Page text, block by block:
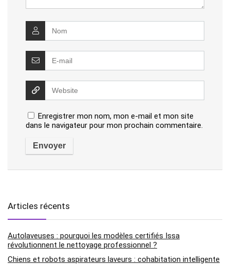
Enregistrer mon nom, mon e-mail et mon site
dans le navigateur pour mon prochain commentaire.
Articles récents
Autolaveuses : pourquoi les modèles certifiés Issa
révolutionnent le nettoyage professionnel ?
Chiens et robots aspirateurs laveurs : cohabitation intelligente